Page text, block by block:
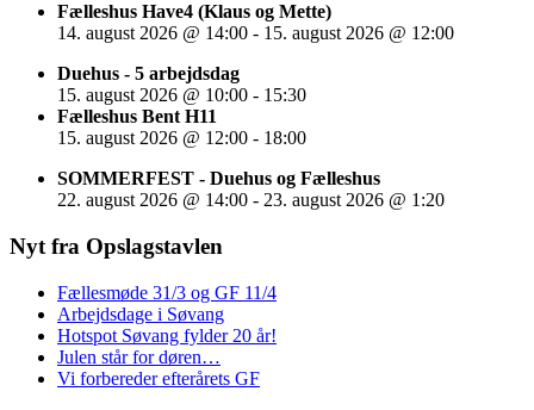
Fælleshus Have4 (Klaus og Mette)
14. august 2026 @ 14:00 - 15. august 2026 @ 12:00
Duehus - 5 arbejdsdag
15. august 2026 @ 10:00 - 15:30
Fælleshus Bent H11
15. august 2026 @ 12:00 - 18:00
SOMMERFEST - Duehus og Fælleshus
22. august 2026 @ 14:00 - 23. august 2026 @ 1:20
Nyt fra Opslagstavlen
Fællesmøde 31/3 og GF 11/4
Arbejdsdage i Søvang
Hotspot Søvang fylder 20 år!
Julen står for døren…
Vi forbereder efterårets GF